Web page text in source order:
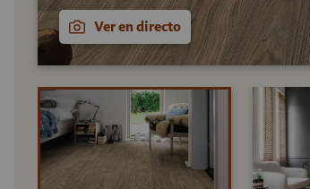
Ver en directo